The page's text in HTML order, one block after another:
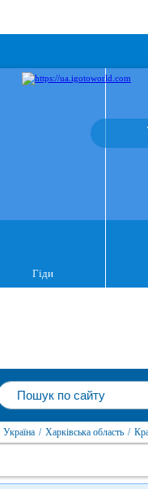
Гіди
Україна / Харківська область /